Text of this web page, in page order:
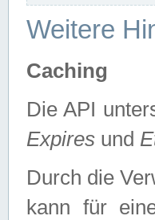
Weitere
Caching
Die API
Expires und
Durch die
kann für